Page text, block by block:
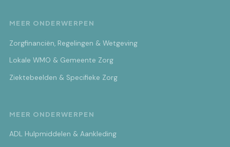
MEER ONDERWERPEN
Zorgfinanciën, Regelingen & Wetgeving
Lokale WMO & Gemeente Zorg
Ziektebeelden & Specifieke Zorg
MEER ONDERWERPEN
ADL Hulpmiddelen & Aankleding